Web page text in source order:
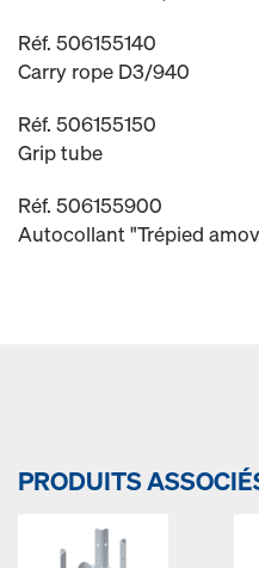
Réf. 506155140
Carry rope D3/940
Réf. 506155150
Grip tube
Réf. 506155900
Autocollant "Trépied
PRODUITS